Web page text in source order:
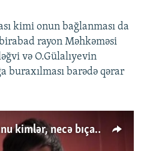
kimi onun bağlanması da
rayon Məhkəməsi
və O.Gülalıyevin
buraxılması barədə qərar
Oqtay Gülalıyevin oğlunu kimlər, necə bıçaqladı?